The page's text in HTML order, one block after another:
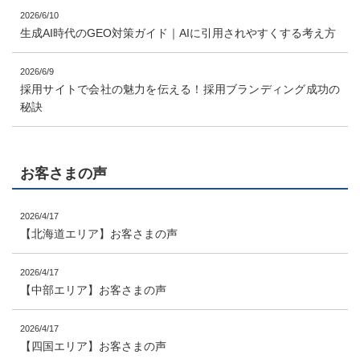
2026/6/10
生成AI時代のGEO対策ガイド｜AIに引用されやすくする考え方
2026/6/9
採用サイトで会社の魅力を伝える！採用ブランディング成功の
秘訣
お客さまの声
2026/4/17
【北海道エリア】お客さまの声
2026/4/17
【中部エリア】お客さまの声
2026/4/17
【四国エリア】お客さまの声